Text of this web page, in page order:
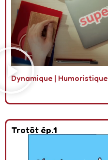
Dynamique | Humoristique
Trotôt ép.1